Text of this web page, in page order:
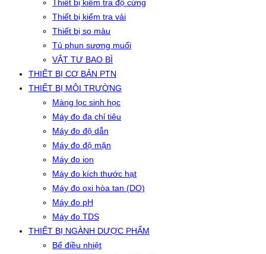
Thiết bị kiểm tra độ cứng
Thiết bị kiểm tra vải
Thiết bị so màu
Tủ phun sương muối
VẬT TƯ BAO BÌ
THIẾT BỊ CƠ BẢN PTN
THIẾT BỊ MÔI TRƯỜNG
Màng lọc sinh học
Máy đo đa chỉ tiêu
Máy đo độ dẫn
Máy đo độ mặn
Máy đo ion
Máy đo kích thước hạt
Máy đo oxi hòa tan (DO)
Máy đo pH
Máy đo TDS
THIẾT BỊ NGÀNH DƯỢC PHẨM
Bể điều nhiệt